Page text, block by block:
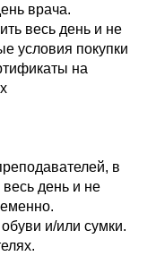
врача.
весь день и не
условия покупки
на
в
день и не
и/или сумки.